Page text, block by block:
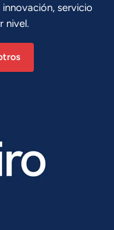
servicio
nivel.